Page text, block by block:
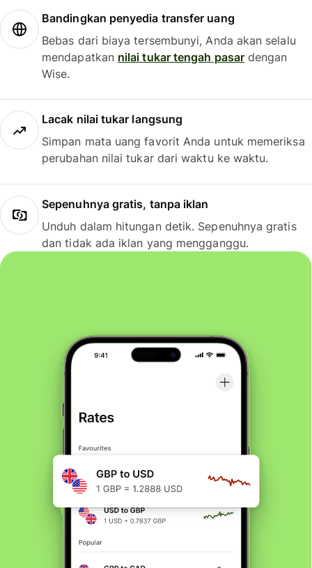
Bandingkan penyedia transfer uang
Bebas dari biaya tersembunyi, Anda akan selalu
mendapatkan nilai tukar tengah pasardengan
Wise.
Lacak nilai tukar langsung
Simpan mata uang favorit Anda untuk memeriksa
perubahan nilai tukar dari waktu ke waktu.
Sepenuhnya gratis, tanpa iklan
Unduh dalam hitungan detik. Sepenuhnya gratis
dan tidak ada iklan yang mengganggu.